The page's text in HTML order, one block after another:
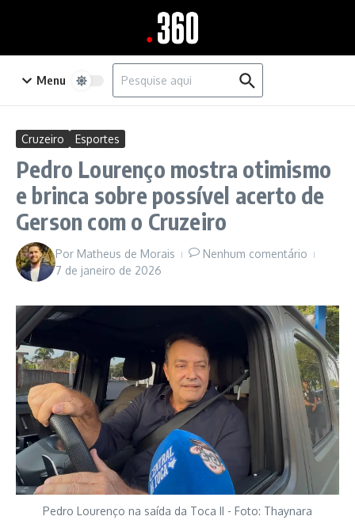
Menu
Procurar por:
Cruzeiro Esportes
Pedro Lourenço mostra otimismo
e brinca sobre possível acerto de
Gerson com o Cruzeiro
Por Matheus de Morais
Nenhum comentário
7 de janeiro de 2026
Pedro Lourenço na saída da Toca II - Foto: Thaynara